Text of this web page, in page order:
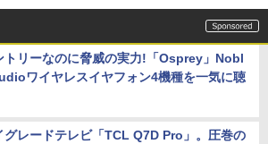
トリーなのに脅威の実力!「Osprey」Nobl
ワイヤレスイヤフォン4機種を一気に聴
グレードテレビ「TCL Q7D Pro」。圧巻の